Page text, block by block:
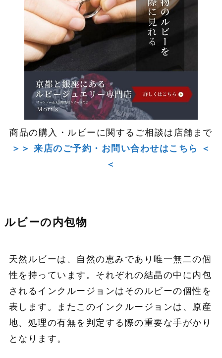
商品の購入・ルビーに関するご相談は店舗まで
＞＞ 来店のご予約・お問い合わせはこちら ＜
＜
ルビーの内包物
天然ルビーは、自然の恵みであり唯一無二の個
性を持っています。それぞれの結晶の中に内包
されるインクルージョンはそのルビーの個性を
表します。またこのインクルージョンは、原産
地、処理の有無を判定する際の重要な手がかり
となります。